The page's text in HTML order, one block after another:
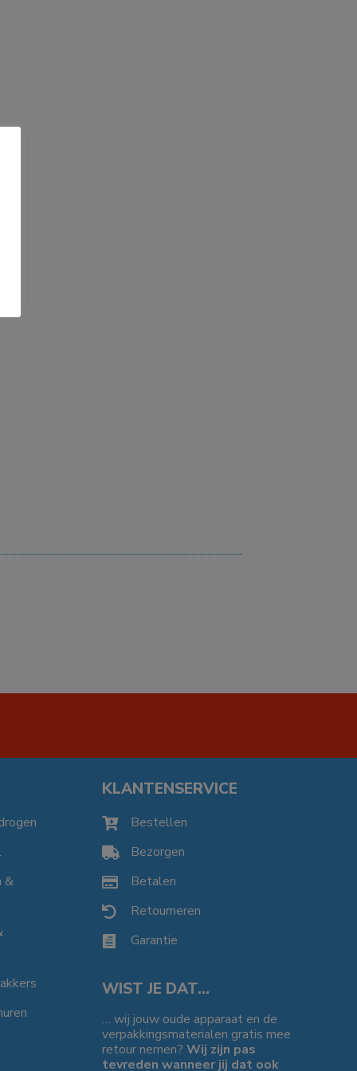
&
KLANTENSERVICE
 Bestellen
 Bezorgen
 Betalen
 Retourneren
 Garantie
WIST JE DAT…
… wij jouw oude apparaat en de
verpakkingsmaterialen gratis mee
retour nemen?Wij zijn pas
tevreden wanneer jij dat ook